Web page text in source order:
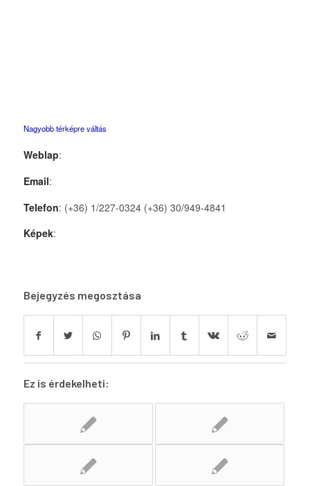
Nagyobb térképre váltás
Weblap:
Email:
Telefon: (+36) 1/227-0324 (+36) 30/949-4841
Képek:
Bejegyzés megosztása
Ez is érdekelheti: